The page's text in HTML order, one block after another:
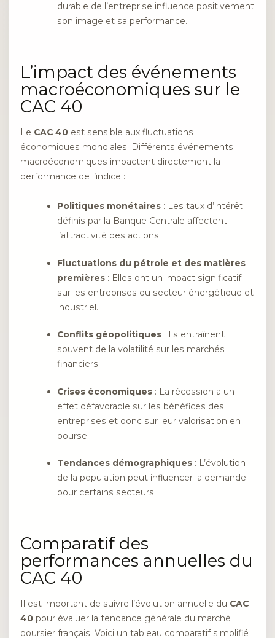
durable de l’entreprise influence positivement
son image et sa performance.
L’impact des événements
macroéconomiques sur le
CAC 40
Le CAC 40 est sensible aux fluctuations
économiques mondiales. Différents événements
macroéconomiques impactent directement la
performance de l’indice :
Politiques monétaires : Les taux d’intérêt
définis par la Banque Centrale affectent
l’attractivité des actions.
Fluctuations du pétrole et des matières
premières : Elles ont un impact significatif
sur les entreprises du secteur énergétique et
industriel.
Conflits géopolitiques : Ils entraînent
souvent de la volatilité sur les marchés
financiers.
Crises économiques : La récession a un
effet défavorable sur les bénéfices des
entreprises et donc sur leur valorisation en
bourse.
Tendances démographiques : L’évolution
de la population peut influencer la demande
pour certains secteurs.
Comparatif des
performances annuelles du
CAC 40
Il est important de suivre l’évolution annuelle du CAC
40 pour évaluer la tendance générale du marché
boursier français. Voici un tableau comparatif simplifié